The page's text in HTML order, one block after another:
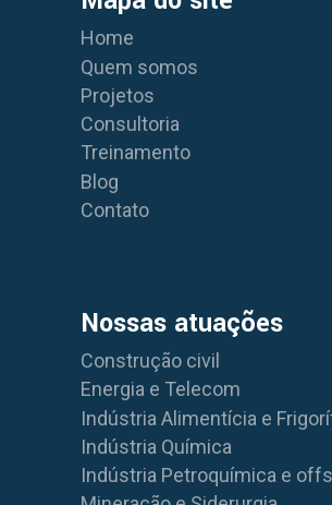
Home
Quem somos
Projetos
Consultoria
Treinamento
Blog
Contato
Nossas atuações
Construção civil
Energia e Telecom
Indústria Alimentícia e
Indústria Química
Indústria Petroquímica e